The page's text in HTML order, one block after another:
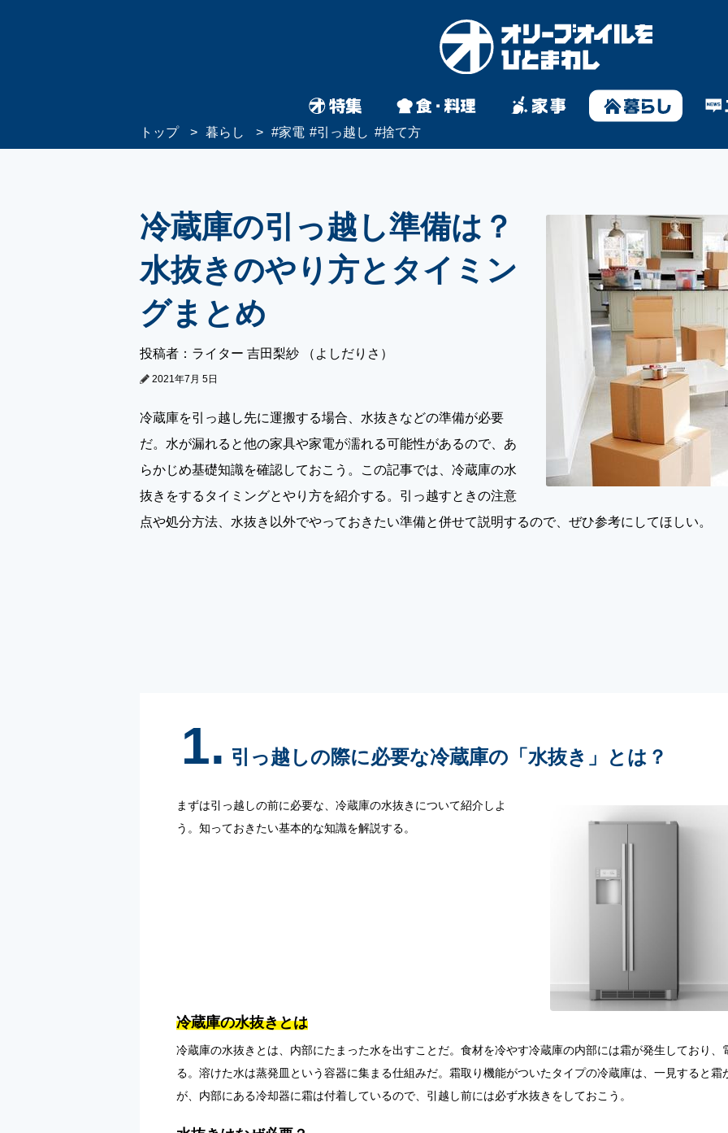
トップ 暮らし #家電 #引っ越し #捨て方
冷蔵庫の引っ越し準備は？
水抜きのやり方とタイミン
グまとめ
投稿者：ライター 吉田梨紗 （よしだりさ）
2021年7月 5日
冷蔵庫を引っ越し先に運搬する場合、水抜きなどの準備が必要
だ。水が漏れると他の家具や家電が濡れる可能性があるので、あ
らかじめ基礎知識を確認しておこう。この記事では、冷蔵庫の水
抜きをするタイミングとやり方を紹介する。引っ越すときの注意
点や処分方法、水抜き以外でやっておきたい準備と併せて説明するので、ぜひ参考にしてほしい。
1. 引っ越しの際に必要な冷蔵庫の「水抜き」とは？
まずは引っ越しの前に必要な、冷蔵庫の水抜きについて紹介しよ
う。知っておきたい基本的な知識を解説する。
冷蔵庫の水抜きとは
冷蔵庫の水抜きとは、内部にたまった水を出すことだ。食材を冷やす冷蔵庫の内部には霜が発生しており、
る。溶けた水は蒸発皿という容器に集まる仕組みだ。霜取り機能がついたタイプの冷蔵庫は、一見すると霜
が、内部にある冷却器に霜は付着しているので、引越し前には必ず水抜きをしておこう。